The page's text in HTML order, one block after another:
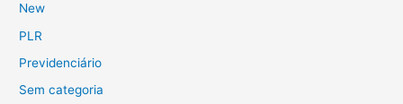
New
PLR
Previdenciário
Sem categoria